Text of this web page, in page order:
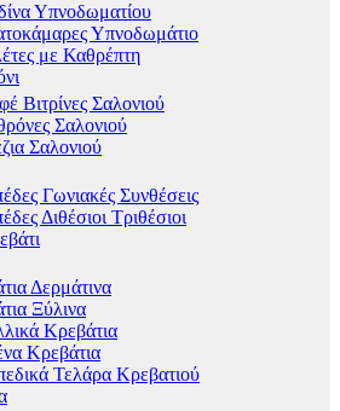
Υπνοδωματίου
Υπνοδωμάτιο
με Καθρέπτη
Βιτρίνες Σαλονιού
Σαλονιού
Σαλονιού
Γωνιακές Συνθέσεις
Διθέσιοι Τριθέσιοι
Δερμάτινα
Ξύλινα
Κρεβάτια
Κρεβάτια
Τελάρα Κρεβατιού